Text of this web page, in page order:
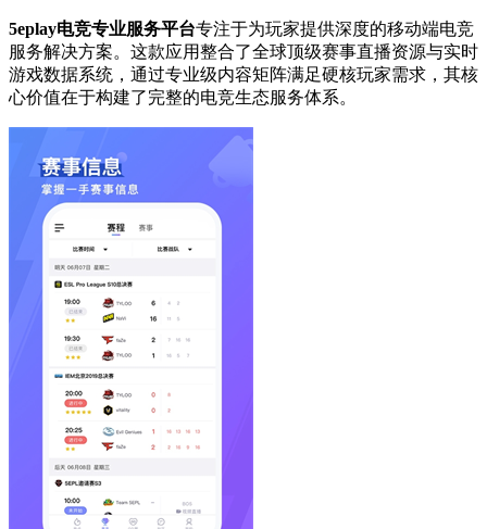
5eplay电竞专业服务平台专注于为玩家提供深度的移动端电竞
服务解决方案。这款应用整合了全球顶级赛事直播资源与实时
游戏数据系统，通过专业级内容矩阵满足硬核玩家需求，其核
心价值在于构建了完整的电竞生态服务体系。